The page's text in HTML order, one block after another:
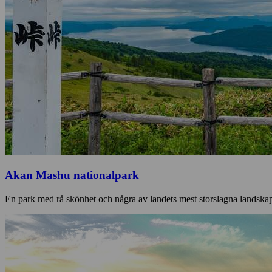
Akan Mashu nationalpark
En park med rå skönhet och några av landets mest storslagna